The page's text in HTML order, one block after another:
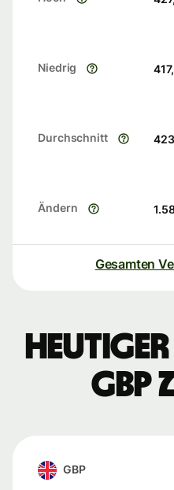
Niedrig
Durchschnitt
Ändern
Gesamten
GBP
GBP